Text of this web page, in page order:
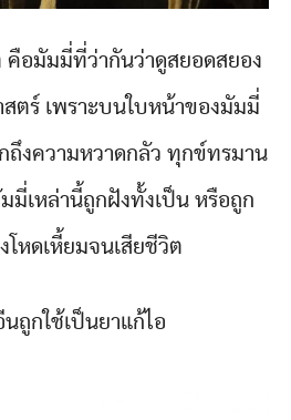
คือมัมมี่ที่ว่ากันว่าดูสยอดสยอง
ตร์ เพราะบนใบหน้าของมัมมี่
งความหวาดกลัว ทุกข์ทรมาน
มี่เหล่านี้ถูกฝังทั้งเป็น หรือถูก
โหดเหี้ยมจนเสียชีวิต
นถูกใช้เป็นยาแก้ไอ